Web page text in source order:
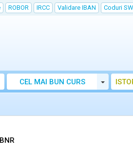
ROBOR IRCC Validare IBAN Coduri
CEL MAI BUN CURS Toggle